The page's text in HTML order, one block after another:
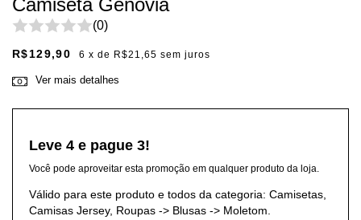
Camiseta Genovia
(0)
R$129,90 6 x de R$21,65 sem juros
Ver mais detalhes
Leve 4 e pague 3!
Você pode aproveitar esta promoção em qualquer produto da loja.
Válido para este produto e todos da categoria: Camisetas,
Camisas Jersey, Roupas -> Blusas -> Moletom.